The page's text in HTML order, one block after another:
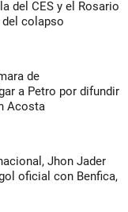
del CES y el Rosario
colapso
de
a Petro por difundir
Acosta
Jhon Jader
oficial con Benfica,